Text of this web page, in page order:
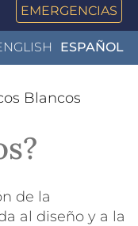
EMERGENCIAS
ESPAÑOL
Blancos
de la
al diseño y a la